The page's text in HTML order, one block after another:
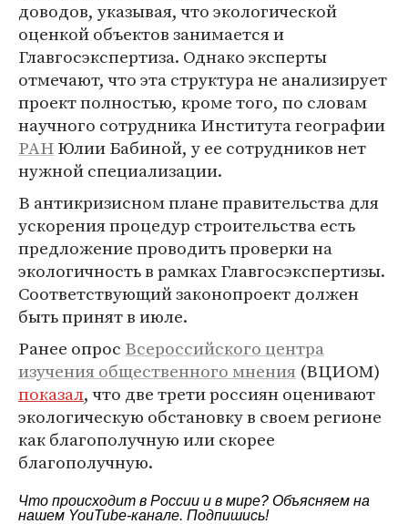
доводов, указывая, что экологической
оценкой объектов занимается и
Главгосэкспертиза. Однако эксперты
отмечают, что эта структура не анализирует
проект полностью, кроме того, по словам
научного сотрудника Института географии
РАНЮлии Бабиной, у ее сотрудников нет
нужной специализации.
В антикризисном плане правительства для
ускорения процедур строительства есть
предложение проводить проверки на
экологичность в рамках Главгосэкспертизы.
Соответствующий законопроект должен
быть принят в июле.
Ранее опрос Всероссийского центра
изучения общественного мнения (ВЦИОМ)
показал, что две трети россиян оценивают
экологическую обстановку в своем регионе
как благополучную или скорее
благополучную.
Что происходит в России и в мире? Объясняем на
нашем YouTube-канале. Подпишись!